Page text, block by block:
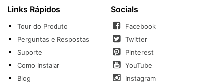
Links Rápidos
Tour do Produto
Perguntas e Respostas
Suporte
Como Instalar
Blog
Socials
Facebook
Twitter
Pinterest
YouTube
Instagram